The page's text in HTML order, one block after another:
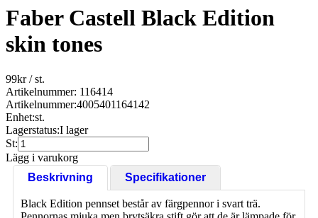
Faber Castell Black Edition
skin tones
99kr/ st.
Artikelnummer: 116414
Artikelnummer:4005401164142
Enhet:st.
Lagerstatus:I lager
St:
Lägg i varukorg
Beskrivning
Specifikationer
Black Edition pennset består av färgpennor i svart trä.